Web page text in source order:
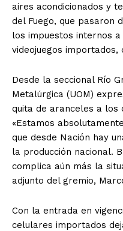
aires acondicionados y
del Fuego, que pasaron
los impuestos internos
videojuegos importados,
Desde la seccional Río
Metalúrgica (UOM)
quita de aranceles a los
«Estamos
que desde Nación hay
la producción nacional.
complica aún más la
adjunto del gremio,
Con la entrada en
celulares importados